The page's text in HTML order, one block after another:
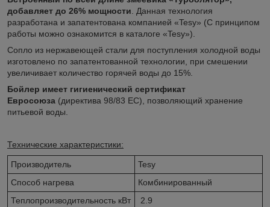
добавляет до 26% мощности . Данная технология
разработана и запатентована компанией «Tesy» (С принципом
работы можно ознакомится в каталоге «Tesy»).
Сопло из нержавеющей стали для поступления холодной воды
изготовлено по запатентованной технологии, при смешении
увеличивает количество горячей воды до 15%.
Бойлер имеет гигиенический сертификат
Евросоюза (директива 98/83 EC), позволяющий хранение
питьевой воды.
Технические характеристики:
Производитель
Tesy
Способ нагрева
Комбинированный
Теплопроизводительность кВт
2.9